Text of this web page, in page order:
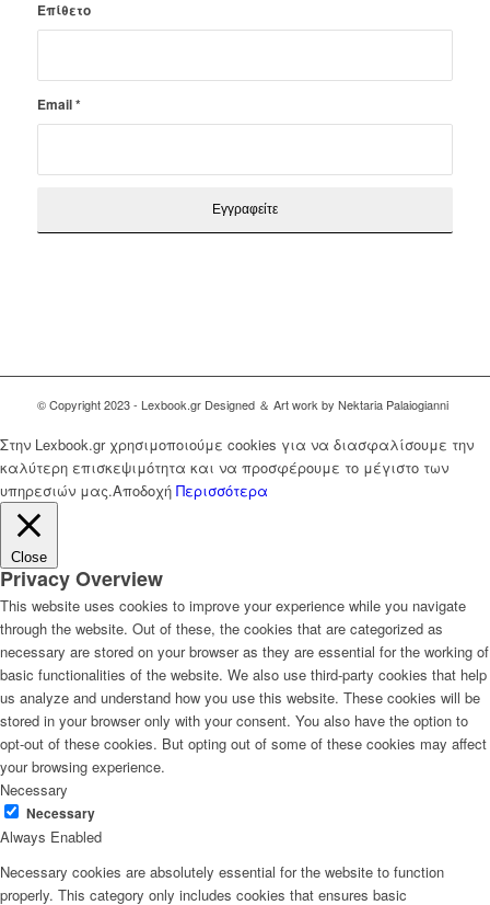
Επίθετο
Email*
© Copyright 2023 - Lexbook.gr Designed ＆ Art work by Nektaria Palaiogianni
Στην Lexbook.gr χρησιμοποιούμε cookies για να διασφαλίσουμε την
καλύτερη επισκεψιμότητα και να προσφέρουμε το μέγιστο των
υπηρεσιών μας.Αποδοχή Περισσότερα
Close
Privacy Overview
This website uses cookies to improve your experience while you navigate
through the website. Out of these, the cookies that are categorized as
necessary are stored on your browser as they are essential for the working of
basic functionalities of the website. We also use third-party cookies that help
us analyze and understand how you use this website. These cookies will be
stored in your browser only with your consent. You also have the option to
opt-out of these cookies. But opting out of some of these cookies may affect
your browsing experience.
Necessary
Necessary
Always Enabled
Necessary cookies are absolutely essential for the website to function
properly. This category only includes cookies that ensures basic